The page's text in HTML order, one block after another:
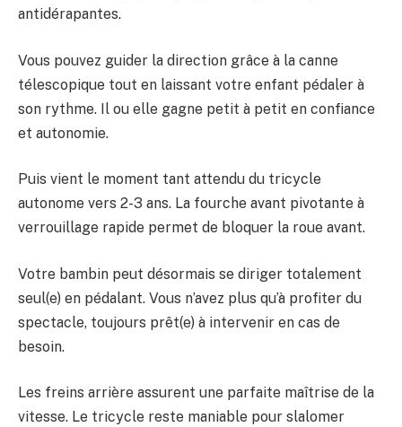
antidérapantes.
Vous pouvez guider la direction grâce à la canne
télescopique tout en laissant votre enfant pédaler à
son rythme. Il ou elle gagne petit à petit en confiance
et autonomie.
Puis vient le moment tant attendu du tricycle
autonome vers 2-3 ans. La fourche avant pivotante à
verrouillage rapide permet de bloquer la roue avant.
Votre bambin peut désormais se diriger totalement
seul(e) en pédalant. Vous n’avez plus qu’à profiter du
spectacle, toujours prêt(e) à intervenir en cas de
besoin.
Les freins arrière assurent une parfaite maîtrise de la
vitesse. Le tricycle reste maniable pour slalomer